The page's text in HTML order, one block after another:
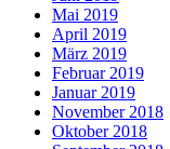
Mai 2019
April 2019
März 2019
Februar 2019
Januar 2019
November 2018
Oktober 2018